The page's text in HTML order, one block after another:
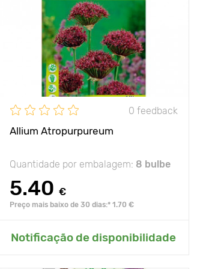
0 feedback
Allium Atropurpureum
Quantidade por embalagem: 8 bulbe
5.40 €
Preço mais baixo de 30 dias:* 1.70 €
Notificação de disponibilidade
Hauteur 70 - 90 cm
Espacement 5 - 10 cm
Position lugar ensolarado
Résistance au gel
Adicionar ao meu jardim